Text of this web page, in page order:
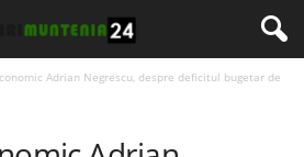
Adrian Negrescu, despre deficitul bugetar de